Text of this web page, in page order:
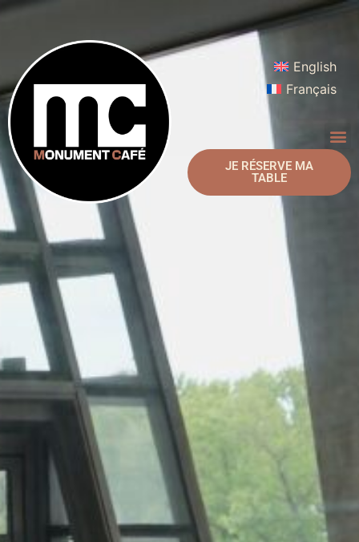
English
Français
JE RÉSERVE MA
TABLE